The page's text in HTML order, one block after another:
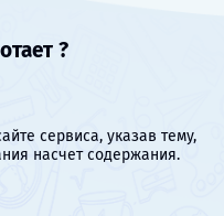
?
сервиса, указав тему,
насчет содержания.